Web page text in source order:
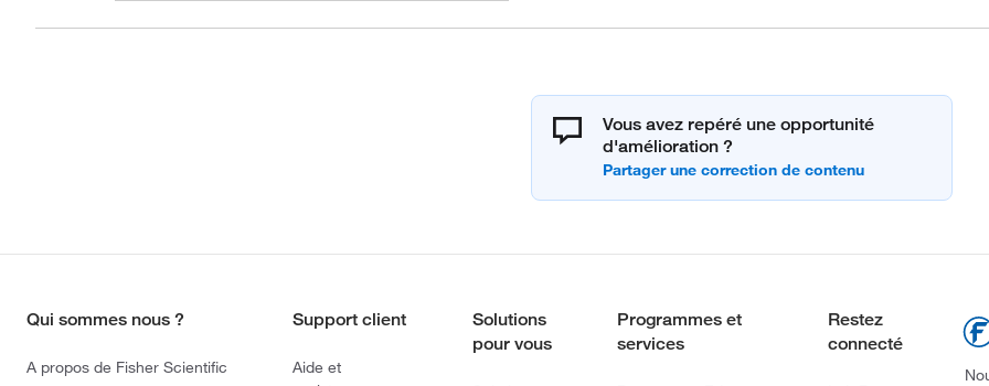
Vous avez repéré une opportunité
d'amélioration ?
Qui sommes nous ?
A propos de Fisher Scientific
Support client
Aide et
Solutions
pour vous
Programmes et
services
Restez
connecté